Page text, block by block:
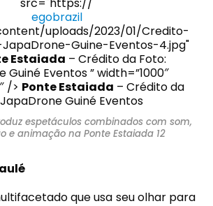
egobrazil
uploads/2023/01/Credito-
Guine-Eventos-4.jpg"
Estaiada – Crédito da Foto:
Guiné Eventos ” width=”1000″
/> Ponte Estaiada – Crédito da
Guiné Eventos
espetáculos combinados com som,
e animação na Ponte Estaiada 12
que usa seu olhar para